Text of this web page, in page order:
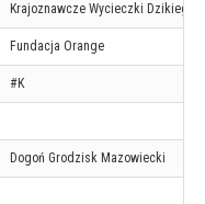
Krajoznawcze Wycieczki Dzikiego
Fundacja Orange
#K
Dogoń Grodzisk Mazowiecki